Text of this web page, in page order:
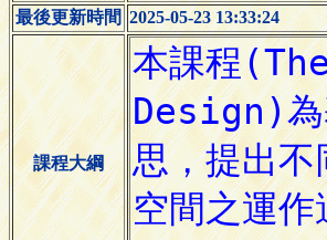
最後更新時間 2025-05-23 13:33:24
課程大綱